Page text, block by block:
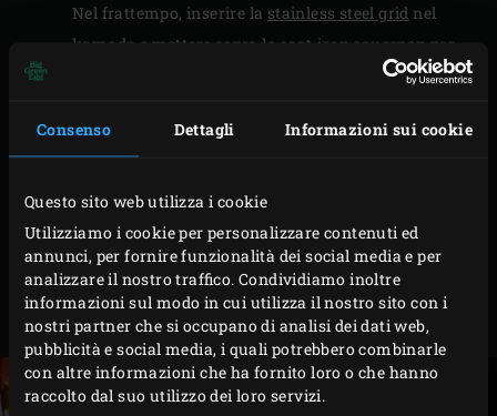
Consenso Dettagli Informazioni sui cookie
Questo sito web utilizza i cookie
Utilizziamo i cookie per personalizzare contenuti ed
annunci, per fornire funzionalità dei social media e per
analizzare il nostro traffico. Condividiamo inoltre
informazioni sul modo in cui utilizza il nostro sito con i
nostri partner che si occupano di analisi dei dati web,
pubblicità e social media, i quali potrebbero combinarle
con altre informazioni che ha fornito loro o che hanno
raccolto dal suo utilizzo dei loro servizi.
Nel frattempo, inserire la stainless steel grid nel
kamado e mettere sopra la cast-iron saucepan per
arrostiti e tagliare la polpa a pezzi di 1 centimetro.
Tagliare le olive a rondelle.
Versare l’olio d’oliva nella casseruola e aggiungere
lo scalogno e l’aglio. Soffriggere per 2-3 minuti e
togliere la padella dal Big Green Egg. Aggiungere i
peperoni affettati, le olive e l’aceto di dragoncello.